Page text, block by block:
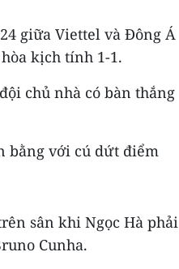
giữa Viettel và Đông Á
kịch tính 1-1.
chủ nhà có bàn thắng
bằng với cú dứt điểm
sân khi Ngọc Hà phải
Cunha.